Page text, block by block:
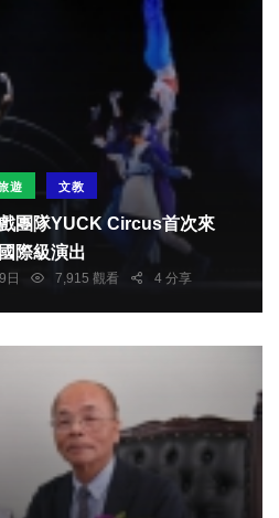
遊 文教
團隊YUCK Circus首次來
際級演出
日 7,915 觀看 4 分享